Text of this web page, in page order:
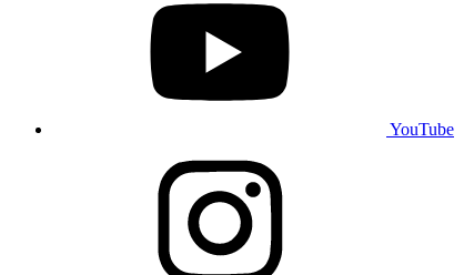
YouTube